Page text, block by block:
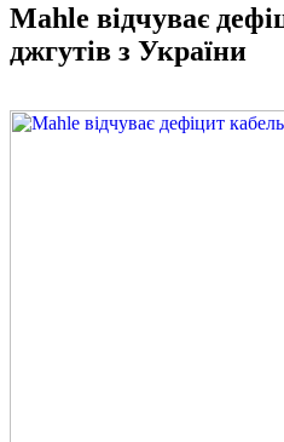
Mahle відчуває
джгутів з України